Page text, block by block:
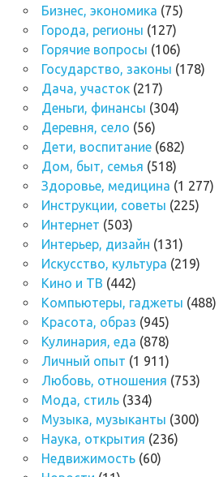
Бизнес, экономика (75)
Города, регионы (127)
Горячие вопросы (106)
Государство, законы (178)
Дача, участок(217)
Деньги, финансы (304)
Деревня, село (56)
Дети, воспитание(682)
Дом, быт, семья (518)
Здоровье, медицина (1 277)
Инструкции, советы (225)
Интернет (503)
Интерьер, дизайн (131)
Искусство, культура (219)
Кино и ТВ (442)
Компьютеры, гаджеты (488)
Красота, образ (945)
Кулинария, еда (878)
Личный опыт (1 911)
Любовь, отношения (753)
Мода, стиль(334)
Музыка, музыканты (300)
Наука, открытия (236)
Недвижимость(60)